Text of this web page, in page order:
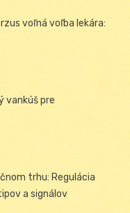
voľná voľba lekára:
vankúš pre
trhu: Regulácia
a signálov